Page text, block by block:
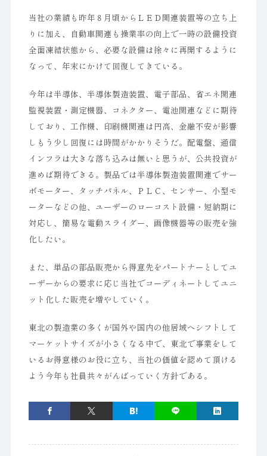
当社の業績も昨年８月頃からＬＥＤ関連装置等の立ち上
りに加え、自動車関連も操業率の向上で一時の設備投資
全面凍結状態から、必要な設備は徐々に再開するように
なって、年末にかけて回復してきている。
今年は半導体、半導体製造装置、電子部品、省エネ関連
監視装置・測定機器、コネクター、電池関連などに期待
しており、工作機、印刷機関連は円高、金融不安が影響
しもう少し回復には時間がかかりそうだ。配電盤、通信
インフラは大きな落ち込みは無いと思うが、公共投資が
進めば期待できる。製品では半導体製造装置関連でサー
ボモーター、タッチパネル、ＰＬＣ、センサー、小型モ
ーターなどの他、ユーザーのローコスト設備・短納期に
対応し、簡易な電動スライダー、画像機器等の販売を強
化したい。
また、単品の部品販売から得意先をパートナーとしてユ
ーザーからの要求に応じ当社でコーディネートしてユニ
ット化した販売を増やしていく。
東北の製造業の多くが国外や国内の他居域へシフトして
マーケットサイズが小さくなる中で、東北で事業をして
いるお得意様のお役に立ち、当社の価値を認めて頂ける
よう今年も社員共々がんばっていく方針である。